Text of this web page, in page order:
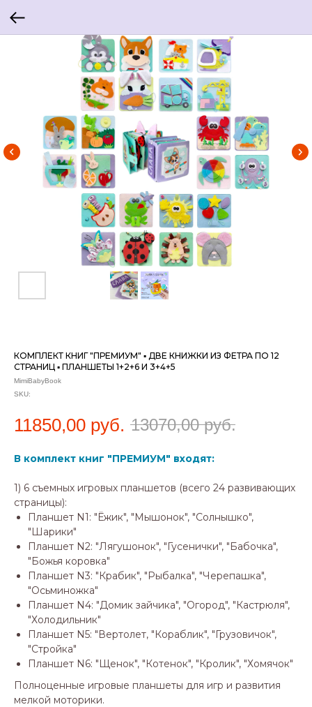
КОМПЛЕКТ КНИГ "ПРЕМИУМ" ▪ ДВЕ КНИЖКИ ИЗ ФЕТРА ПО 12
СТРАНИЦ ▪ ПЛАНШЕТЫ 1+2+6 И 3+4+5
MimiBabyBook
SKU:
11850,00 руб. 13070,00 руб.
В комплект книг "ПРЕМИУМ" входят:
1) 6 съемных игровых планшетов (всего 24 развивающих
страницы):
Планшет N1: "Ёжик", "Мышонок", "Солнышко",
"Шарики"
Планшет N2: "Лягушонок", "Гусенички", "Бабочка",
"Божья коровка"
Планшет N3: "Крабик", "Рыбалка", "Черепашка",
"Осьминожка"
Планшет N4: "Домик зайчика", "Огород", "Кастрюля",
"Холодильник"
Планшет N5: "Вертолет, "Кораблик", "Грузовичок",
"Стройка"
Планшет N6: "Щенок", "Котенок", "Кролик", "Хомячок"
Полноценные игровые планшеты для игр и развития
мелкой моторики.